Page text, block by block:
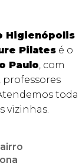
Higienópolis
Pilates é o
Paulo, com
toda
vizinhas.